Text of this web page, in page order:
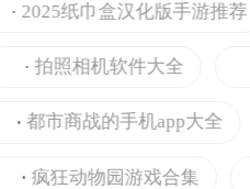
纸巾盒汉化版手游推荐
拍照相机软件大全
市商战的手机app大全
疯狂动物园游戏合集